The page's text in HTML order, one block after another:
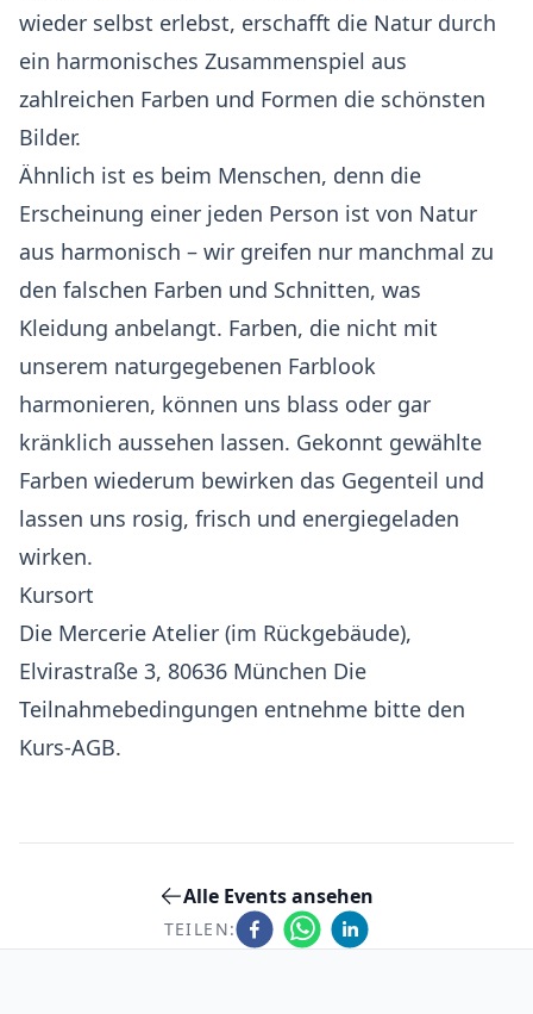
wieder selbst erlebst, erschafft die Natur durch
ein harmonisches Zusammenspiel aus
zahlreichen Farben und Formen die schönsten
Bilder.
Ähnlich ist es beim Menschen, denn die
Erscheinung einer jeden Person ist von Natur
aus harmonisch – wir greifen nur manchmal zu
den falschen Farben und Schnitten, was
Kleidung anbelangt. Farben, die nicht mit
unserem naturgegebenen Farblook
harmonieren, können uns blass oder gar
kränklich aussehen lassen. Gekonnt gewählte
Farben wiederum bewirken das Gegenteil und
lassen uns rosig, frisch und energiegeladen
wirken.
Kursort
Die Mercerie Atelier (im Rückgebäude),
Elvirastraße 3, 80636 München Die
Teilnahmebedingungen entnehme bitte den
Kurs-AGB.
Alle Events ansehen
TEILEN: